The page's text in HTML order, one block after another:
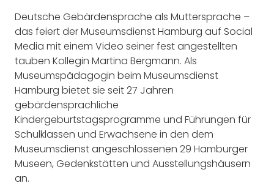
Deutsche Gebärdensprache als Muttersprache –
das feiert der Museumsdienst Hamburg auf Social
Media mit einem Video seiner fest angestellten
tauben Kollegin Martina Bergmann. Als
Museumspädagogin beim Museumsdienst
Hamburg bietet sie seit 27 Jahren
gebärdensprachliche
Kindergeburtstagsprogramme und Führungen für
Schulklassen und Erwachsene in den dem
Museumsdienst angeschlossenen 29 Hamburger
Museen, Gedenkstätten und Ausstellungshäusern
an.